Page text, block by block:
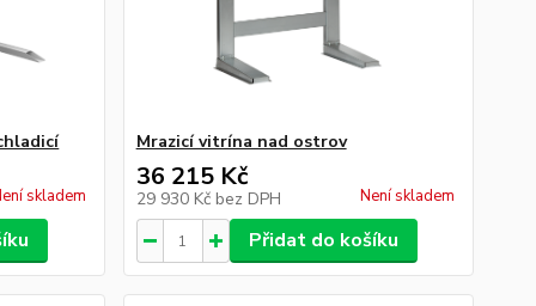
skladem
Mrazicí vitrína nad ostrov
36 215 Kč
29 930 Kč bez DPH Není skladem
Přidat do košíku